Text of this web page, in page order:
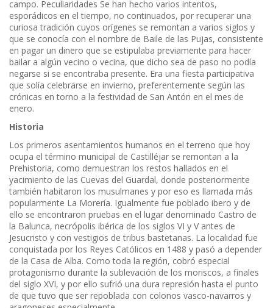
campo. Peculiaridades Se han hecho varios intentos,
esporádicos en el tiempo, no continuados, por recuperar una
curiosa tradición cuyos orígenes se remontan a varios siglos y
que se conocía con el nombre de Baile de las Pujas, consistente
en pagar un dinero que se estipulaba previamente para hacer
bailar a algún vecino o vecina, que dicho sea de paso no podía
negarse si se encontraba presente. Era una fiesta participativa
que solía celebrarse en invierno, preferentemente según las
crónicas en torno a la festividad de San Antón en el mes de
enero.
Historia
Los primeros asentamientos humanos en el terreno que hoy
ocupa el término municipal de Castilléjar se remontan a la
Prehistoria, como demuestran los restos hallados en el
yacimiento de las Cuevas del Guardal, donde posteriormente
también habitaron los musulmanes y por eso es llamada más
popularmente La Morería. Igualmente fue poblado ibero y de
ello se encontraron pruebas en el lugar denominado Castro de
la Balunca, necrópolis ibérica de los siglos VI y V antes de
Jesucristo y con vestigios de tribus bastetanas. La localidad fue
conquistada por los Reyes Católicos en 1488 y pasó a depender
de la Casa de Alba. Como toda la región, cobró especial
protagonismo durante la sublevación de los moriscos, a finales
del siglo XVI, y por ello sufrió una dura represión hasta el punto
de que tuvo que ser repoblada con colonos vasco-navarros y